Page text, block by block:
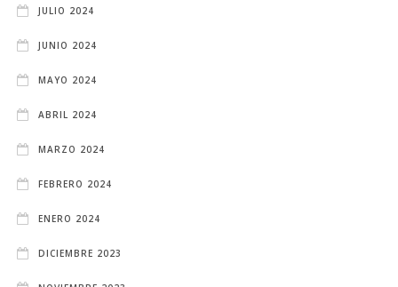
JULIO 2024
JUNIO 2024
MAYO 2024
ABRIL 2024
MARZO 2024
FEBRERO 2024
ENERO 2024
DICIEMBRE 2023